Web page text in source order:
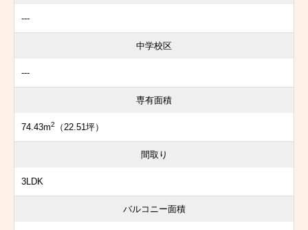
---
中学校区
---
専有面積
74.43m2 （22.51坪）
間取り
3LDK
バルコニー面積